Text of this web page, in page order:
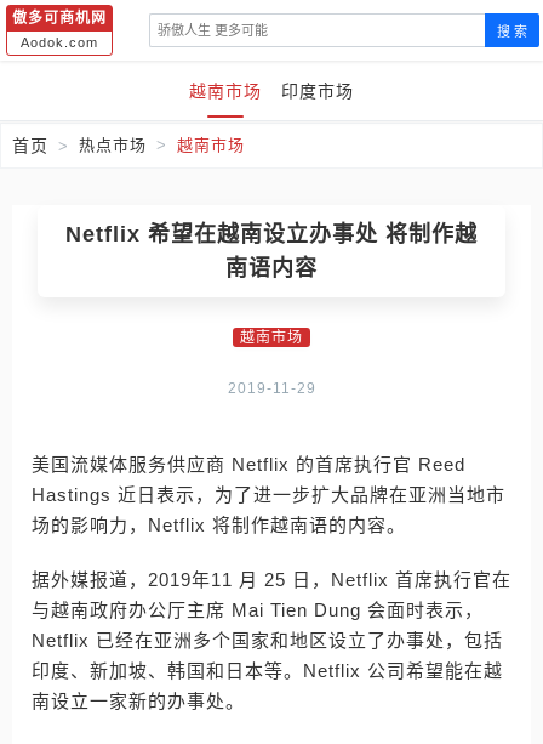
傲多可商机网
Aodok.com
搜 索
越南市场 印度市场
首页 热点市场 越南市场
Netflix 希望在越南设立办事处 将制作越
南语内容
越南市场
2019-11-29
美国流媒体服务供应商 Netflix 的首席执行官 Reed
Hastings 近日表示，为了进一步扩大品牌在亚洲当地市
场的影响力，Netflix 将制作越南语的内容。
据外媒报道，2019年11 月 25 日，Netflix 首席执行官在
与越南政府办公厅主席 Mai Tien Dung 会面时表示，
Netflix 已经在亚洲多个国家和地区设立了办事处，包括
印度、新加坡、韩国和日本等。Netflix 公司希望能在越
南设立一家新的办事处。